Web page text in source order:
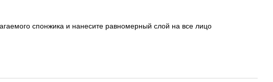
спонжика и нанесите равномерный слой на все лицо